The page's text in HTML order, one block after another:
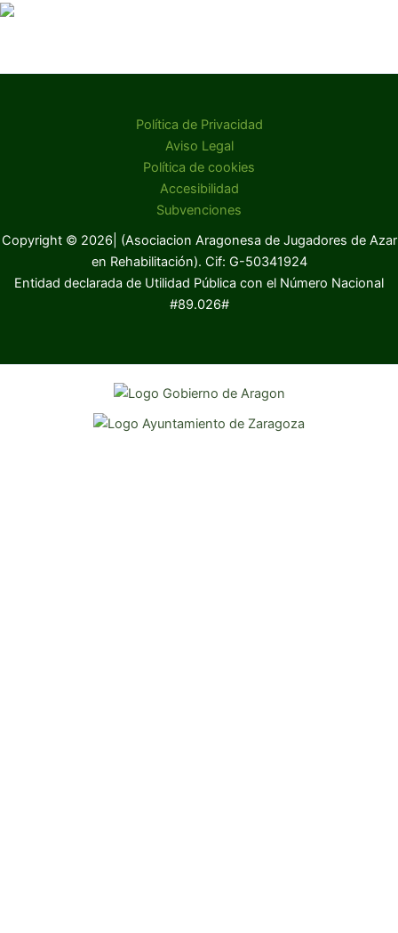
Política de Privacidad
Aviso Legal
Política de cookies
Accesibilidad
Subvenciones
Copyright © 2026| (Asociacion Aragonesa de Jugadores de Azar
en Rehabilitación). Cif: G-50341924
Entidad declarada de Utilidad Pública con el Número Nacional
#89.026#